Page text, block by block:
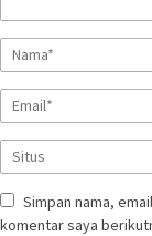
Simpan nama,
komentar saya